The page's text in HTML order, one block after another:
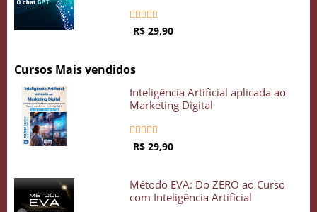
    
R$ 29,90
Cursos Mais vendidos
Inteligência Artificial aplicada ao
Marketing Digital
    
R$ 29,90
Método EVA: Do ZERO ao Curso
com Inteligência Artificial